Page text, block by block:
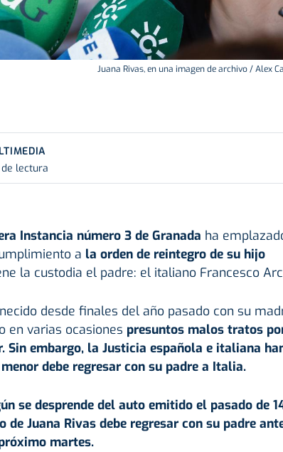
Juana Rivas, en una imagen de archivo / Alex
lectura
Instancia número 3 de Granada ha
a la orden de reintegro de su hijo
la custodia el padre: el italiano Francesco
desde finales del año pasado con su
en varias ocasiones presuntos malos tratos
Sin embargo, la Justicia española e italiana
debe regresar con su padre a Italia.
se desprende del auto emitido el pasado de
de Juana Rivas debe regresar con su padre
martes.